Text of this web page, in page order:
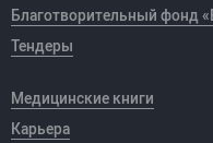
Благотворительный фонд
Тендеры
Медицинские книги
Карьера